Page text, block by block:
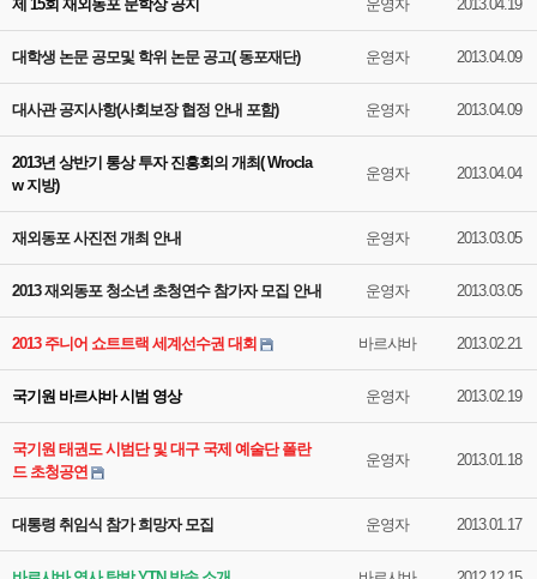
제 15회 재외동포 문학상 공지 운영자 2013.04.19
대학생 논문 공모및 학위 논문 공고( 동포재단) 운영자 2013.04.09
대사관 공지사항(사회보장 협정 안내 포함) 운영자 2013.04.09
2013년 상반기 통상 투자 진흥회의 개최( Wrocla
w 지방)
운영자 2013.04.04
재외동포 사진전 개최 안내 운영자 2013.03.05
2013 재외동포 청소년 초청연수 참가자 모집 안내 운영자 2013.03.05
2013 주니어 쇼트트랙 세계선수권 대회 바르샤바 2013.02.21
국기원 바르샤바 시범 영상 운영자 2013.02.19
국기원 태권도 시범단 및 대구 국제 예술단 폴란
드 초청공연
운영자 2013.01.18
대통령 취임식 참가 희망자 모집 운영자 2013.01.17